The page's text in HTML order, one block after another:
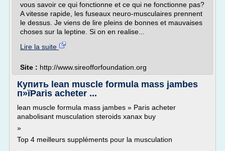
vous savoir ce qui fonctionne et ce qui ne fonctionne pas?
A vitesse rapide, les fuseaux neuro-musculaires prennent
le dessus. Je viens de lire pleins de bonnes et mauvaises
choses sur la leptine. Si on en realise...
Lire la suite
Site : http://www.sireofforfoundation.org
Купить lean muscle formula mass jambes
п»їParis acheter ...
lean muscle formula mass jambes » Paris acheter
anabolisant musculation steroids xanax buy
»
Top 4 meilleurs suppléments pour la musculation